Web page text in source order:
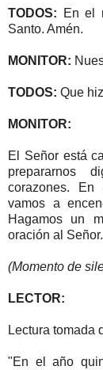
TODOS: En el
Santo. Amén.
MONITOR:
TODOS: Que
MONITOR:
El Señor está
prepararnos
corazones.
vamos a
Hagamos un
oración al Señor.
(Momento de
LECTOR:
Lectura tomada
"En el año